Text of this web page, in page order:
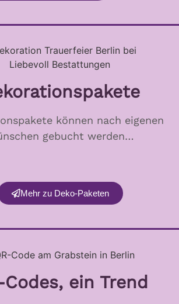
können nach eigenen
gebucht werden…
Mehr zu Deko-Paketen
Codes, ein Trend